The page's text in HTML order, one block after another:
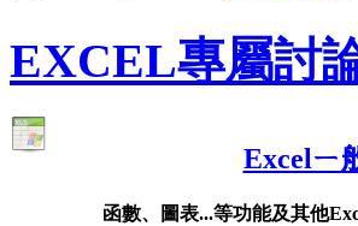
EXCEL專屬討
Excelㄧ
函數、圖表...等功能及其他